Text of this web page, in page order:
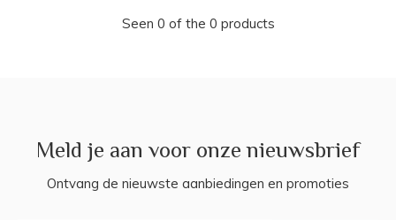
Seen 0 of the 0 products
Meld je aan voor onze nieuwsbrief
Ontvang de nieuwste aanbiedingen en promoties